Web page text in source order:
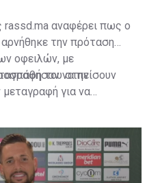
rassd.ma αναφέρει πως ο
την πρόταση
οφειλών, με
του στην
να πείσουν
για να
να μετακομίσει
ομάδα το τρέχον